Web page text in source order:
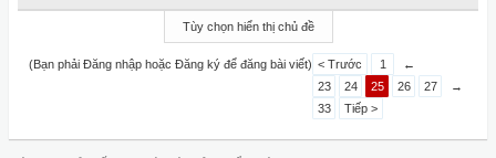
Tùy chọn hiển thị chủ đề
(Bạn phải Đăng nhập hoặc Đăng ký để đăng bài viết) < Trước 1
←
23
24 25 26 27
→
33
Tiếp >